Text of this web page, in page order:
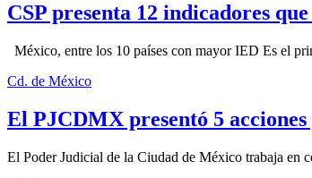
CSP presenta 12 indicadores
México, entre los 10 países con mayor IED Es el
Cd. de México
El PJCDMX presentó 5
El Poder Judicial de la Ciudad de México trabaja en